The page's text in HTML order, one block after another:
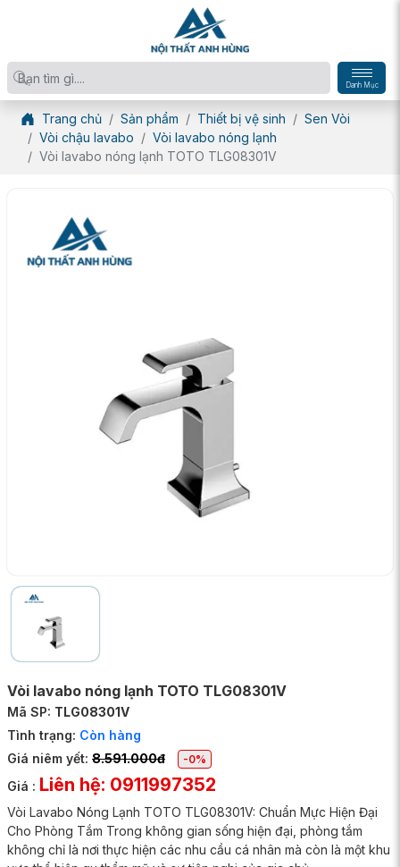
Danh Mục
Trang chủ Sản phẩm Thiết bị vệ sinh
Sen Vòi
Vòi chậu lavabo
Vòi lavabo nóng lạnh
Vòi lavabo nóng lạnh TOTO TLG08301V
Vòi lavabo nóng lạnh TOTO TLG08301V
Mã SP: TLG08301V
Tình trạng: Còn hàng
Giá niêm yết: 8.591.000đ -0%
Giá : Liên hệ: 0911997352
Vòi Lavabo Nóng Lạnh TOTO TLG08301V: Chuẩn Mực Hiện Đại
Cho Phòng Tắm Trong không gian sống hiện đại, phòng tắm
không chỉ là nơi thực hiện các nhu cầu cá nhân mà còn là một khu